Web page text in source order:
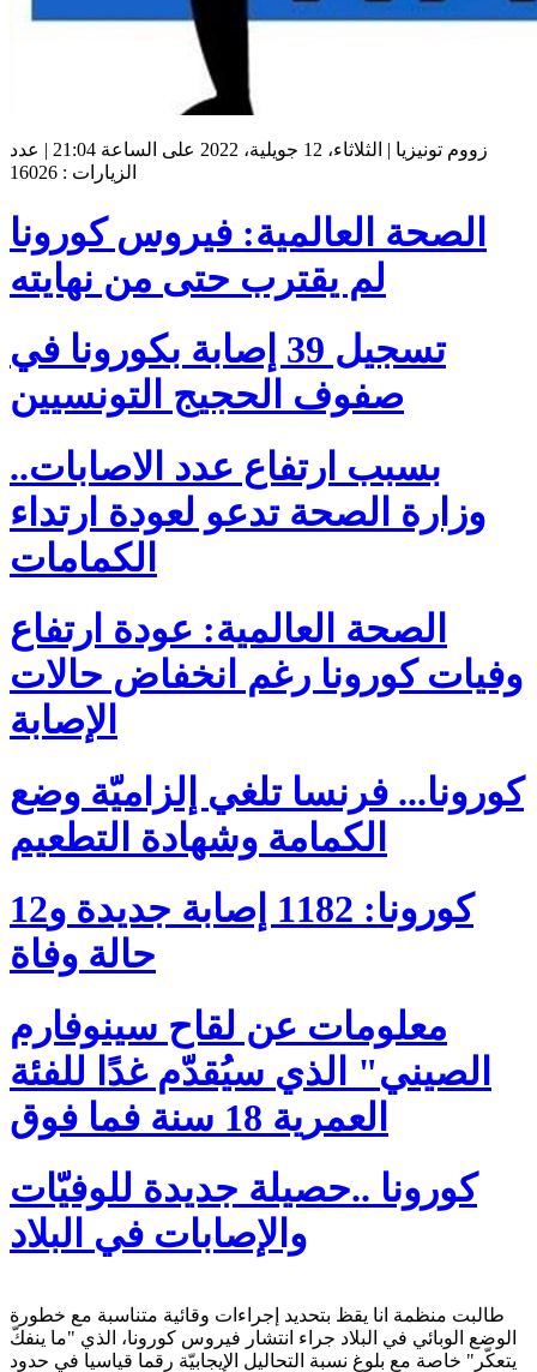
زووم تونيزيا | الثلاثاء، 12 جويلية، 2022 على الساعة 21:04 | عدد
الزيارات : 16026
الصحة العالمية: فيروس كورونا
لم يقترب حتى من نهايته
تسجيل 39 إصابة بكورونا في
صفوف الحجيج التونسيين
بسبب ارتفاع عدد الاصابات..
وزارة الصحة تدعو لعودة ارتداء
الكمامات
الصحة العالمية: عودة ارتفاع
وفيات كورونا رغم انخفاض حالات
الإصابة
كورونا... فرنسا تلغي إلزاميّة وضع
الكمامة وشهادة التطعيم
كورونا: 1182 إصابة جديدة و12
حالة وفاة
معلومات عن لقاح سينوفارم
الصيني" الذي سيُقدّم غدًا للفئة
العمرية 18 سنة فما فوق
كورونا ..حصيلة جديدة للوفيّات
والإصابات في البلاد
طالبت منظمة انا يقظ بتحديد إجراءات وقائية متناسبة مع خطورة
الوضع الوبائي في البلاد جراء انتشار فيروس كورونا، الذي "ما ينفكّ
يتعكّر" خاصة مع بلوغ نسبة التحاليل الإيجابيّة رقما قياسيا في حدود